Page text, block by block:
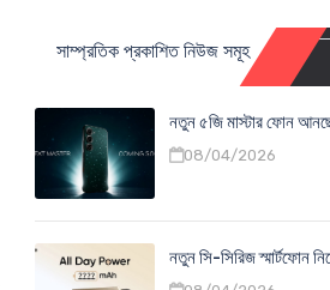
সাম্প্রতিক প্রকাশিত নিউজ সমূহ
নতুন ৫জি মাস্টার ফোন
08/04/2026
নতুন সি-সিরিজ স্মার্টফোন